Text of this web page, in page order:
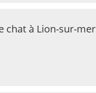
chat à Lion-sur-mer